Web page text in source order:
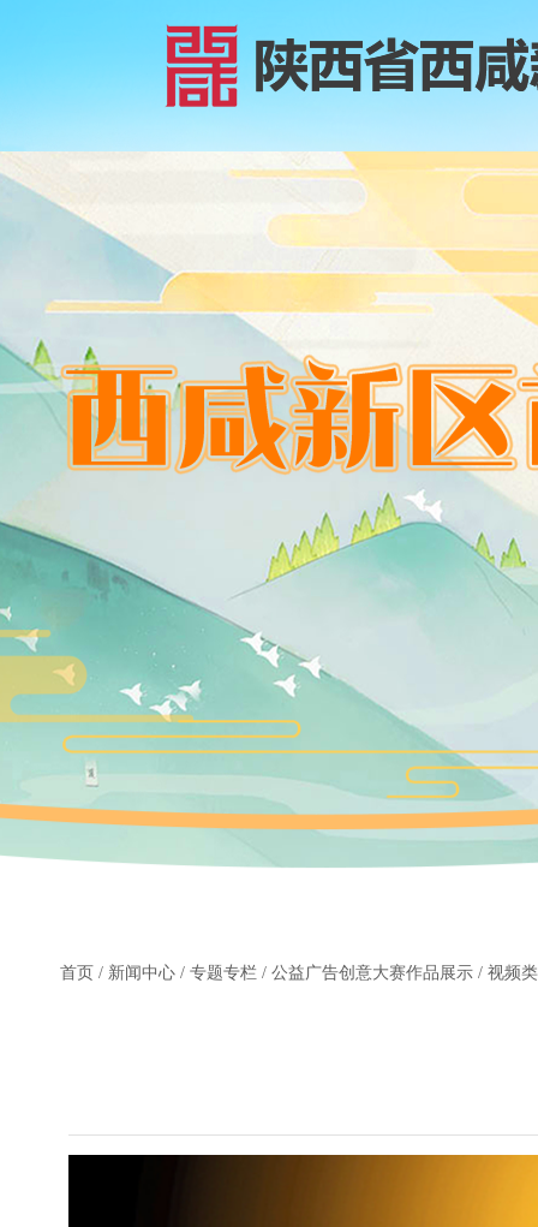
首页 / 新闻中心 / 专题专栏 / 公益广告创意大赛作品展示 / 视频类